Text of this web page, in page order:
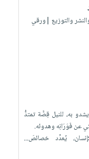
والتوزيع |ورقي
به، للنيل قِصَّة تمتدُّ
عن فَوَرَانِه وهدوئه.
يُعدِّد خصائصَ...